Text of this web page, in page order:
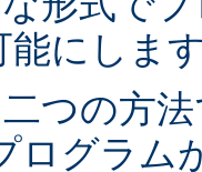
能にしま
つの方
ログラム